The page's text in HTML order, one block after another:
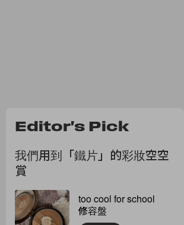
Editor's Pick
我們用到「鐵片」的彩妝空空
賞
too cool for school
修容盤